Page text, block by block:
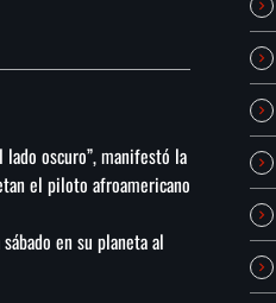
oscuro”, manifestó la
el piloto afroamericano
en su planeta al